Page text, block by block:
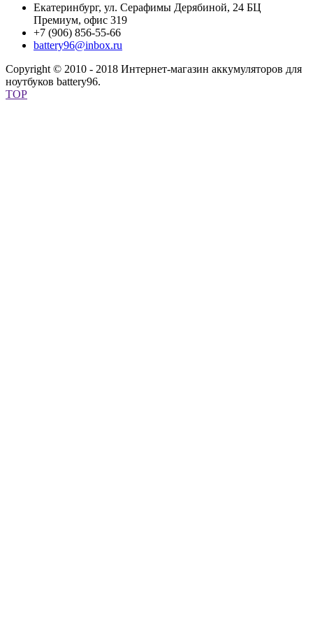
Екатеринбург, ул. Серафимы Дерябиной, 24 БЦ
Премиум, офис 319
+7 (906) 856-55-66
battery96@inbox.ru
Copyright © 2010 - 2018 Интернет-магазин аккумуляторов для
ноутбуков battery96.
TOP